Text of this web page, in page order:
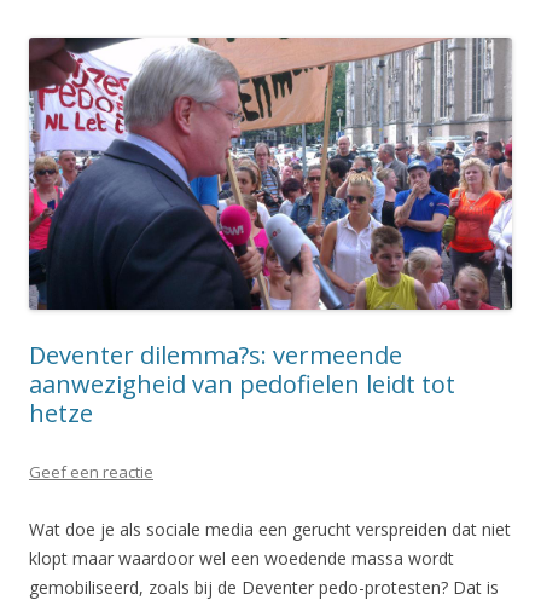
Deventer dilemma?s: vermeende
aanwezigheid van pedofielen leidt tot
hetze
Geef een reactie
Wat doe je als sociale media een gerucht verspreiden dat niet
klopt maar waardoor wel een woedende massa wordt
gemobiliseerd, zoals bij de Deventer pedo-protesten? Dat is